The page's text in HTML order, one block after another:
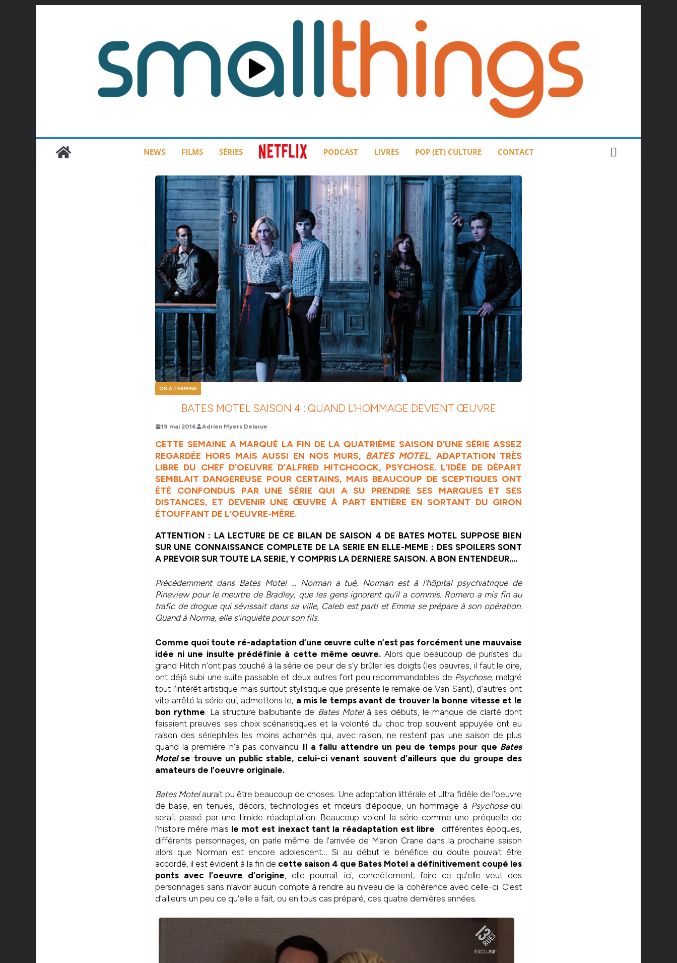
NEWS FILMS SÉRIES PODCAST LIVRES POP (ET) CULTURE CONTACT
ON A TERMINÉ
BATES MOTEL SAISON 4 : QUAND L’HOMMAGE DEVIENT ŒUVRE
19 mai 2016 Adrien Myers Delarue
CETTE SEMAINE A MARQUÉ LA FIN DE LA QUATRIÈME SAISON D’UNE SÉRIE ASSEZ
REGARDÉE HORS MAIS AUSSI EN NOS MURS, BATES MOTEL, ADAPTATION TRÈS
LIBRE DU CHEF D’OEUVRE D’ALFRED HITCHCOCK, PSYCHOSE. L’IDÉE DE DÉPART
SEMBLAIT DANGEREUSE POUR CERTAINS, MAIS BEAUCOUP DE SCEPTIQUES ONT
ÉTÉ CONFONDUS PAR UNE SÉRIE QUI A SU PRENDRE SES MARQUES ET SES
DISTANCES, ET DEVENIR UNE ŒUVRE À PART ENTIÈRE EN SORTANT DU GIRON
ÉTOUFFANT DE L’OEUVRE-MÈRE.
ATTENTION : LA LECTURE DE CE BILAN DE SAISON 4 DE BATES MOTEL SUPPOSE BIEN
SUR UNE CONNAISSANCE COMPLETE DE LA SERIE EN ELLE-MEME : DES SPOILERS SONT
A PREVOIR SUR TOUTE LA SERIE, Y COMPRIS LA DERNIERE SAISON. A BON ENTENDEUR….
Précédemment dans Bates Motel … Norman a tué, Norman est à l’hôpital psychiatrique de
Pineview pour le meurtre de Bradley, que les gens ignorent qu’il a commis. Romero a mis fin au
trafic de drogue qui sévissait dans sa ville, Caleb est parti et Emma se prépare à son opération.
Quand à Norma, elle s’inquiète pour son fils.
Comme quoi toute ré-adaptation d’une œuvre culte n’est pas forcément une mauvaise
idée ni une insulte prédéfinie à cette même œuvre. Alors que beaucoup de puristes du
grand Hitch n’ont pas touché à la série de peur de s’y brûler les doigts (les pauvres, il faut le dire,
ont déjà subi une suite passable et deux autres fort peu recommandables de Psychose, malgré
tout l’intérêt artistique mais surtout stylistique que présente le remake de Van Sant), d’autres ont
vite arrêté la série qui, admettons le, a mis le temps avant de trouver la bonne vitesse et le
bon rythme. La structure balbutiante de Bates Motelà ses débuts, le manque de clarté dont
faisaient preuves ses choix scénaristiques et la volonté du choc trop souvent appuyée ont eu
raison des sériephiles les moins acharnés qui, avec raison, ne restent pas une saison de plus
quand la première n’a pas convaincu. Il a fallu attendre un peu de temps pour que Bates
Motelse trouve un public stable, celui-ci venant souvent d’ailleurs que du groupe des
amateurs de l’oeuvre originale.
Bates Motelaurait pu être beaucoup de choses. Une adaptation littérale et ultra fidèle de l’oeuvre
de base, en tenues, décors, technologies et mœurs d’époque, un hommage à Psychosequi
serait passé par une timide réadaptation. Beaucoup voient la série comme une préquelle de
l’histoire mère mais le mot est inexact tant la réadaptation est libre : différentes époques,
différents personnages, on parle même de l’arrivée de Marion Crane dans la prochaine saison
alors que Norman est encore adolescent… Si au début le bénéfice du doute pouvait être
accordé, il est évident à la fin de cette saison 4 que Bates Motel a définitivement coupé les
ponts avec l’oeuvre d’origine, elle pourrait ici, concrètement, faire ce qu’elle veut des
personnages sans n’avoir aucun compte à rendre au niveau de la cohérence avec celle-ci. C’est
d’ailleurs un peu ce qu’elle a fait, ou en tous cas préparé, ces quatre dernières années.